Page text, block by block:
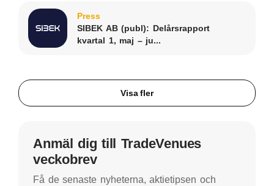
Press
SIBEK AB (publ): Delårsrapport
kvartal 1, maj – ju...
Visa fler
Anmäl dig till TradeVenues
veckobrev
Få de senaste nyheterna, aktietipsen och